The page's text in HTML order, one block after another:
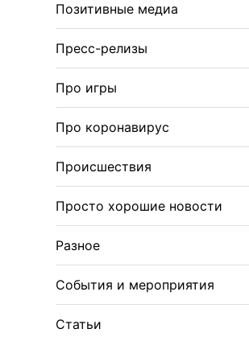
Позитивные медиа
Пресс-релизы
Про игры
Про коронавирус
Происшествия
Просто хорошие новости
Разное
События и мероприятия
Статьи